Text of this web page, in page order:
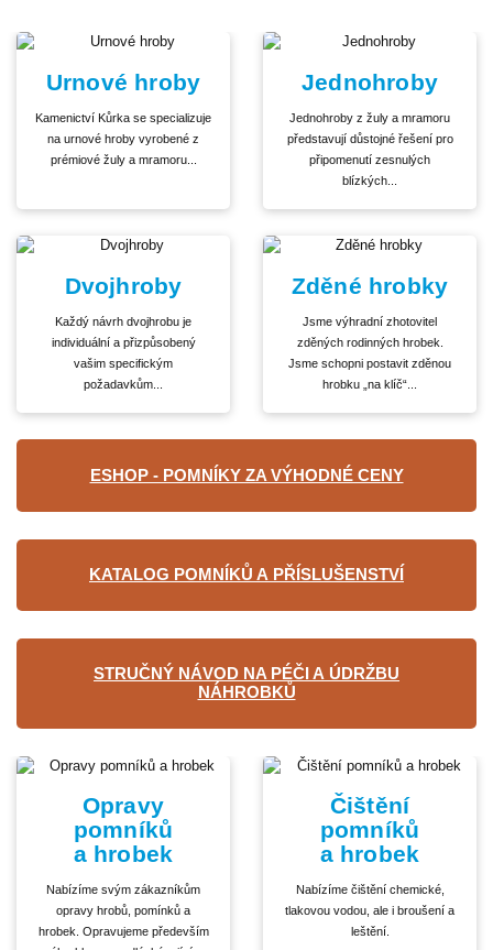
Urnové hroby
Kamenictví Kůrka se specializuje
na urnové hroby vyrobené z
prémiové žuly a mramoru...
Jednohroby
Jednohroby z žuly a mramoru
představují důstojné řešení pro
připomenutí zesnulých
blízkých...
Dvojhroby
Každý návrh dvojhrobu je
individuální a přizpůsobený
vašim specifickým
požadavkům...
Zděné hrobky
Jsme výhradní zhotovitel
zděných rodinných hrobek.
Jsme schopni postavit zděnou
hrobku „na klíč“...
ESHOP - POMNÍKY ZA VÝHODNÉ CENY
KATALOG POMNÍKŮ A PŘÍSLUŠENSTVÍ
STRUČNÝ NÁVOD NA PÉČI A ÚDRŽBU
NÁHROBKŮ
Opravy
pomníků
a hrobek
Nabízíme svým zákazníkům
opravy hrobů, pomínků a
hrobek. Opravujeme především
Čištění
pomníků
a hrobek
Nabízíme čištění chemické,
tlakovou vodou, ale i broušení a
leštění.